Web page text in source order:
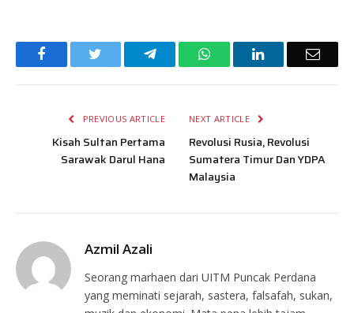
Facebook TelegramWhatsAppLinkedIn Email
PREVIOUS ARTICLE
Kisah Sultan Pertama
Sarawak Darul Hana
NEXT ARTICLE
Revolusi Rusia, Revolusi
Sumatera Timur Dan YDPA
Malaysia
Azmil Azali
Seorang marhaen dari UITM Puncak Perdana
yang meminati sejarah, sastera, falsafah, sukan,